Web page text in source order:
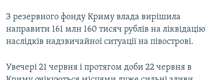
З резервного фонду Криму влада вирішила
направити 161 млн 160 тисяч рублів на ліквідацію
наслідків надзвичайної ситуації на півострові.
Увечері 21 червня і протягом доби 22 червня в